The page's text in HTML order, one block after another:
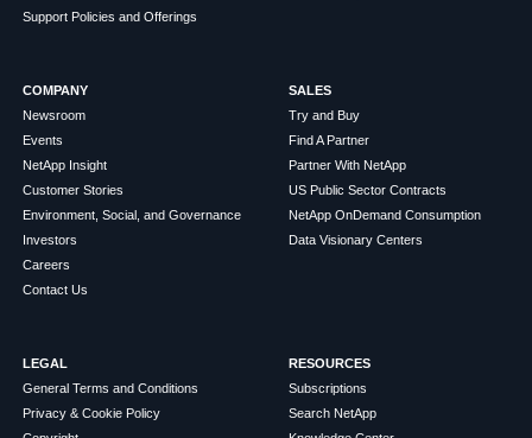
Support Policies and Offerings
COMPANY
Newsroom
Events
NetApp Insight
Customer Stories
Environment, Social, and Governance
Investors
Careers
Contact Us
SALES
Try and Buy
Find A Partner
Partner With NetApp
US Public Sector Contracts
NetApp OnDemand Consumption
Data Visionary Centers
LEGAL
General Terms and Conditions
Privacy & Cookie Policy
RESOURCES
Subscriptions
Search NetApp